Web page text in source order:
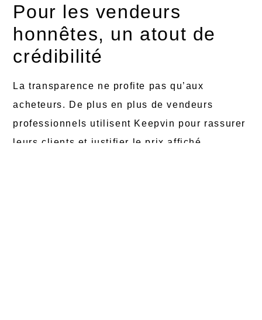
Pour les vendeurs
honnêtes, un atout de
crédibilité
La transparence ne profite pas qu’aux
acheteurs. De plus en plus de vendeurs
professionnels utilisent Keepvin pour rassurer
leurs clients et justifier le prix affiché.